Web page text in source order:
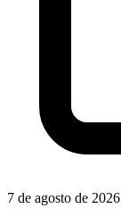
7 de agosto de 2026